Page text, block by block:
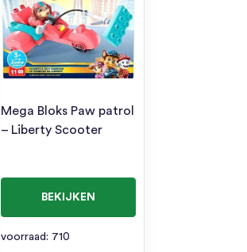
Mega Bloks Paw patrol
– Liberty Scooter
BEKIJKEN
voorraad: 710